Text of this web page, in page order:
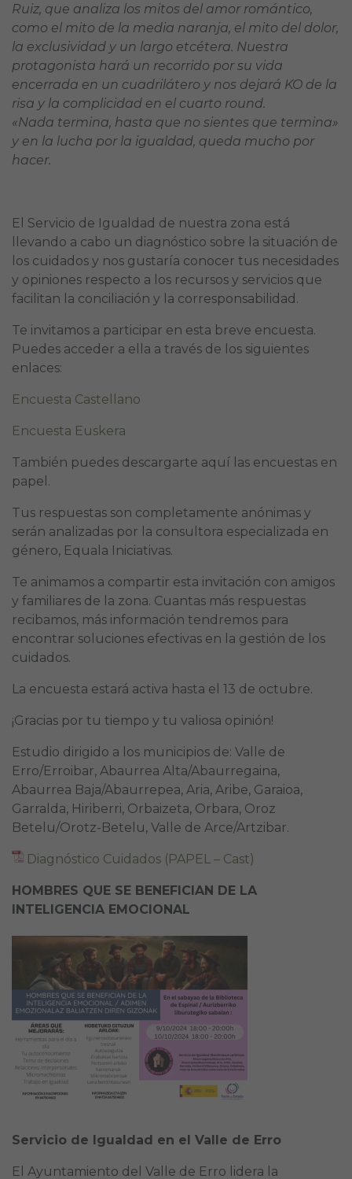
Ruiz, que analiza los mitos del amor romántico,
como el mito de la media naranja, el mito del dolor,
la exclusividad y un largo etcétera. Nuestra
protagonista hará un recorrido por su vida
encerrada en un cuadrilátero y nos dejará KO de la
risa y la complicidad en el cuarto round.
«Nada termina, hasta que no sientes que termina»
y en la lucha por la igualdad, queda mucho por
hacer.
El Servicio de Igualdad de nuestra zona está
llevando a cabo un diagnóstico sobre la situación de
los cuidados y nos gustaría conocer tus necesidades
y opiniones respecto a los recursos y servicios que
facilitan la conciliación y la corresponsabilidad.
Te invitamos a participar en esta breve encuesta.
Puedes acceder a ella a través de los siguientes
enlaces:
Encuesta Castellano
Encuesta Euskera
También puedes descargarte aquí las encuestas en
papel.
Tus respuestas son completamente anónimas y
serán analizadas por la consultora especializada en
género, Equala Iniciativas.
Te animamos a compartir esta invitación con amigos
y familiares de la zona. Cuantas más respuestas
recibamos, más información tendremos para
encontrar soluciones efectivas en la gestión de los
cuidados.
La encuesta estará activa hasta el 13 de octubre.
¡Gracias por tu tiempo y tu valiosa opinión!
Estudio dirigido a los municipios de: Valle de
Erro/Erroibar, Abaurrea Alta/Abaurregaina,
Abaurrea Baja/Abaurrepea, Aria, Aribe, Garaioa,
Garralda, Hiriberri, Orbaizeta, Orbara, Oroz
Betelu/Orotz-Betelu, Valle de Arce/Artzibar.
Diagnóstico Cuidados (PAPEL – Cast)
HOMBRES QUE SE BENEFICIAN DE LA
INTELIGENCIA EMOCIONAL
Servicio de Igualdad en el Valle de Erro
El Ayuntamiento del Valle de Erro lidera la